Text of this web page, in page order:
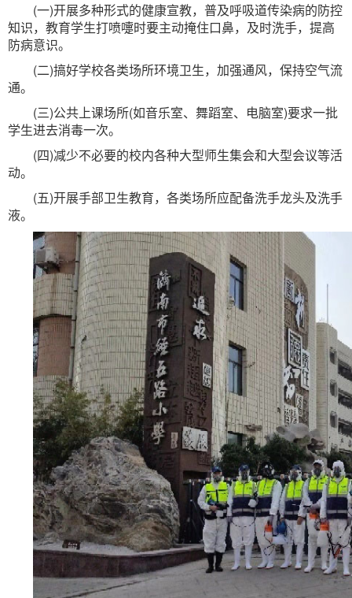
(一)开展多种形式的健康宣教，普及呼吸道传染病的防控
知识，教育学生打喷嚏时要主动掩住口鼻，及时洗手，提高
防病意识。
(二)搞好学校各类场所环境卫生，加强通风，保持空气流
通。
(三)公共上课场所(如音乐室、舞蹈室、电脑室)要求一批
学生进去消毒一次。
(四)减少不必要的校内各种大型师生集会和大型会议等活
动。
(五)开展手部卫生教育，各类场所应配备洗手龙头及洗手
液。